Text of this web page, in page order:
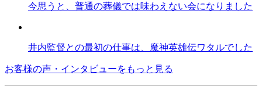
今思うと、普通の葬儀では味わえない会になりました
井内監督との最初の仕事は、魔神英雄伝ワタルでした
お客様の声・インタビューをもっと見る